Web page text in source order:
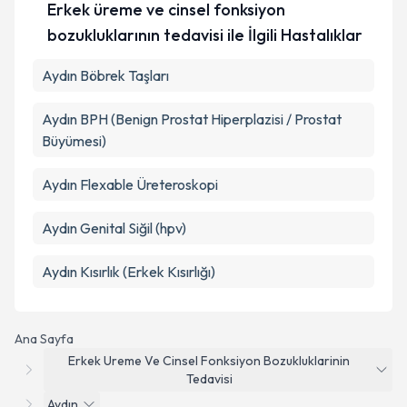
Ana Sayfa
Erkek Ureme Ve Cinsel Fonksiyon Bozukluklarinin
Tedavisi
Erkek üreme ve cinsel fonksiyon
bozukluklarının tedavisi ile İlgili Hastalıklar
Aydın Böbrek Taşları
Aydın BPH (Benign Prostat Hiperplazisi / Prostat
Büyümesi)
Aydın Flexable Üreteroskopi
Aydın Genital Siğil (hpv)
Aydın Kısırlık (Erkek Kısırlığı)